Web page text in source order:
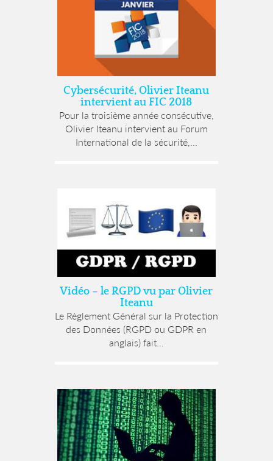
Cybersécurité, Olivier Iteanu
intervient au FIC 2018
Pour la troisième année consécutive,
Olivier Iteanu intervient au Forum
International de la sécurité,...
Vidéo – le RGPD vu par Olivier
Iteanu
Le Règlement Général sur la Protection
des Données (RGPD ou GDPR en
anglais) fait...